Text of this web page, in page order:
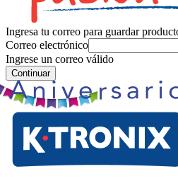
Ingresa tu correo para guardar
Correo electrónico
Ingrese un correo válido
Continuar